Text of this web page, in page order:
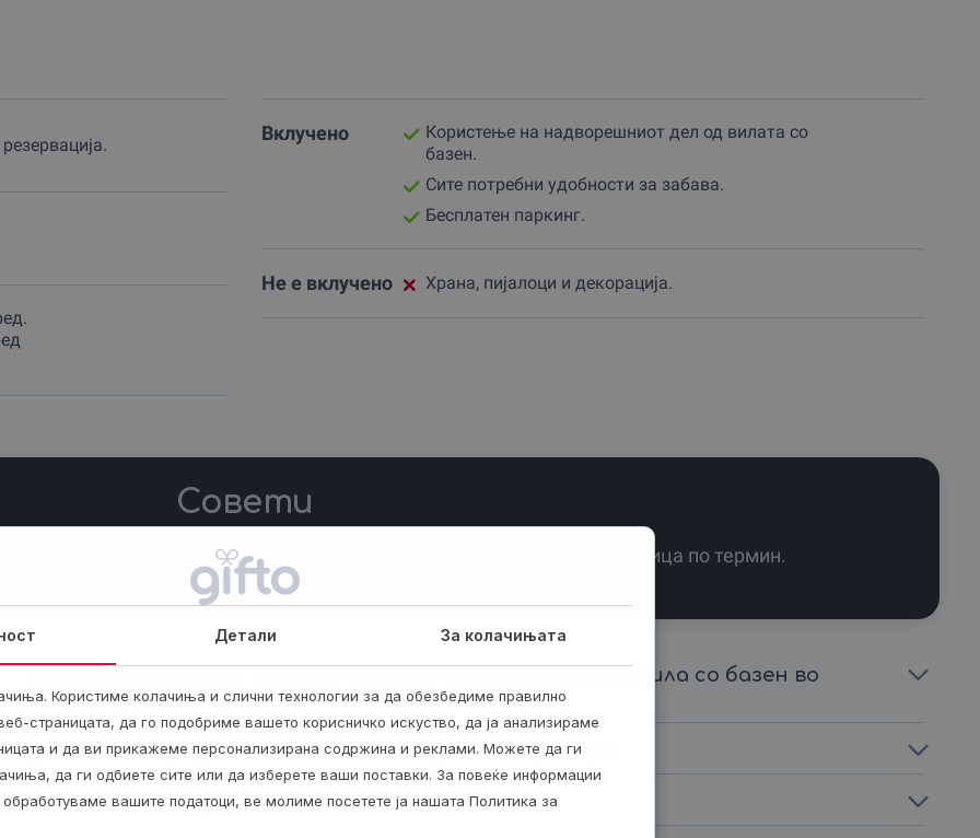
– гарантирано добра енергија и позитивна атмосфера.
летно разладување или зимска журка со грејано вино и басен.
✔️ Бесплатен паркинг до вилата
Вклучено
Користење на надворешниот дел од вилата со
базен.
Сите потребни удобности за забава.
Бесплатен паркинг.
Не е вклучено Храна, пијалоци и декорација.
Совети
Мора да се покаже документ за
идентификација.
Максимум 50 лица по термин.
Како да резервирам термин за изнајмување приватна вила со базен во
Радишани во Скопје?
Дали можам да донесам сопствена храна и пијалоци?
Дали е можно користење во зима?
Детали За колачињата
Користиме колачиња и слични технологии за да обезбедиме правилно
страницата, да го подобриме вашето корисничко искуство, да ја анализираме
и да ви прикажеме персонализирана содржина и реклами. Можете да ги
да ги одбиете сите или да изберете ваши поставки. За повеќе информации
обработуваме вашите податоци, ве молиме посетете ја нашата Политика за